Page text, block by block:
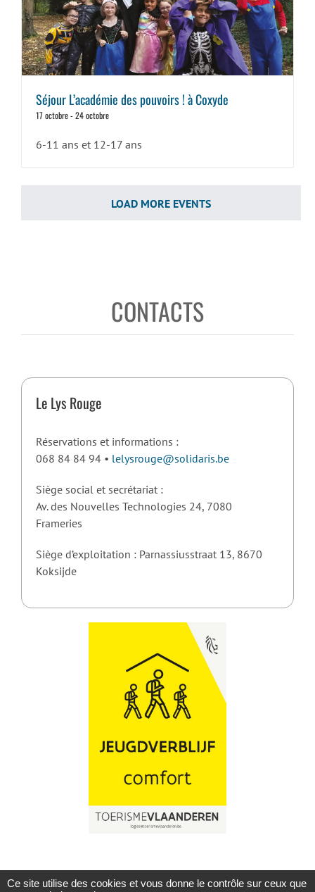
Séjour L’académie des pouvoirs ! à Coxyde
17 octobre-24 octobre
6-11 ans et 12-17 ans
LOAD MORE EVENTS
CONTACTS
Le Lys Rouge
Réservations et informations :
068 84 84 94 • lelysrouge@solidaris.be
Siège social et secrétariat :
Av. des Nouvelles Technologies 24, 7080
Frameries
Siège d’exploitation : Parnassiusstraat 13, 8670
Koksijde
Ce site utilise des cookies et vous donne le contrôle sur ceux que